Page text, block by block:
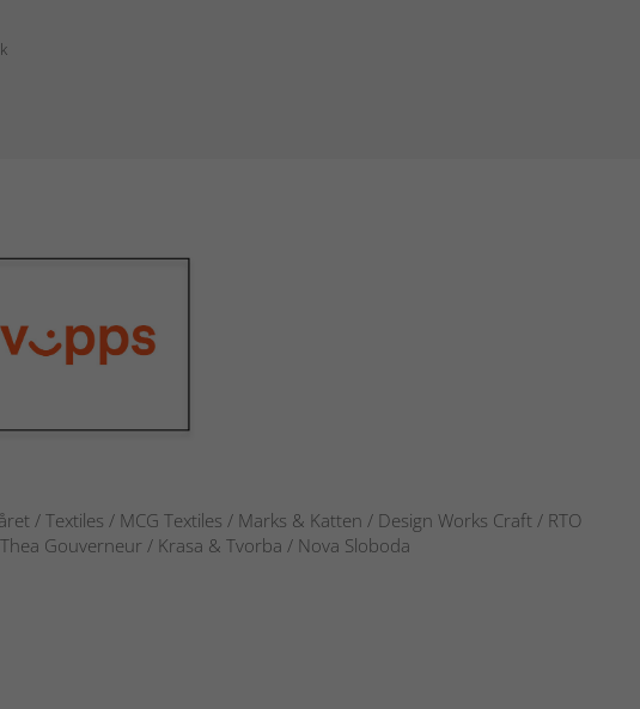
/ Textiles / MCG Textiles / Marks & Katten / Design Works Craft / RTO
Gouverneur / Krasa & Tvorba / Nova Sloboda